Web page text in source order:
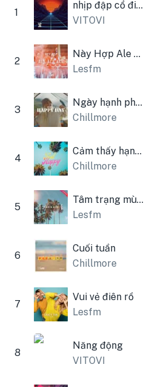
1
nhịp đập cổ điển
VITOVI
2
Này Hợp Ale Ale Ale
Lesfm
3
Ngày hạnh phúc
Chillmore
4
Cảm thấy hạnh phúc
Chillmore
5
Tâm trạng mùa hè
Lesfm
6
Cuối tuần
Chillmore
7
Vui vẻ điên rồ
Lesfm
8
Năng động
VITOVI